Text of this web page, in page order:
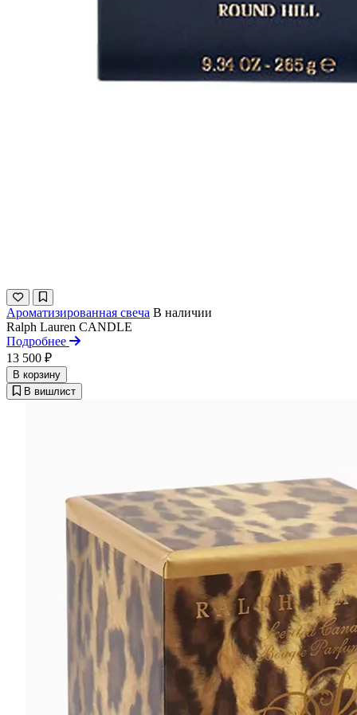
Ароматизированная свеча В наличии
Ralph Lauren CANDLE
Подробнее
13 500 ₽
В корзину
В вишлист